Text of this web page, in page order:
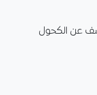
عن الكحول